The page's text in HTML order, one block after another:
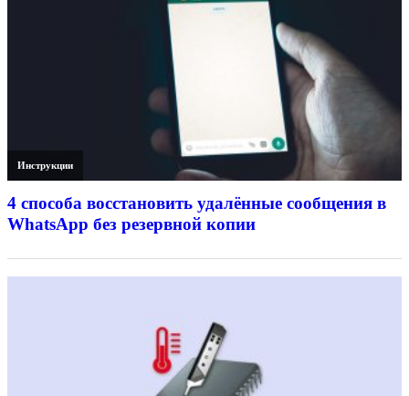
Инструкции
4 способа восстановить удалённые сообщения в
WhatsApp без резервной копии